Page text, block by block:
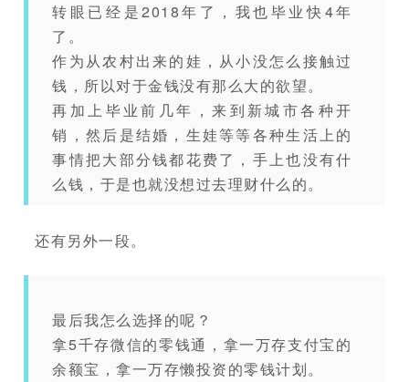
转眼已经是2018年了，我也毕业快4年
了。
作为从农村出来的娃，从小没怎么接触过
钱，所以对于金钱没有那么大的欲望。
再加上毕业前几年，来到新城市各种开
销，然后是结婚，生娃等等各种生活上的
事情把大部分钱都花费了，手上也没有什
么钱，于是也就没想过去理财什么的。
还有另外一段。
最后我怎么选择的呢？
拿5千存微信的零钱通，拿一万存支付宝的
余额宝，拿一万存懒投资的零钱计划。